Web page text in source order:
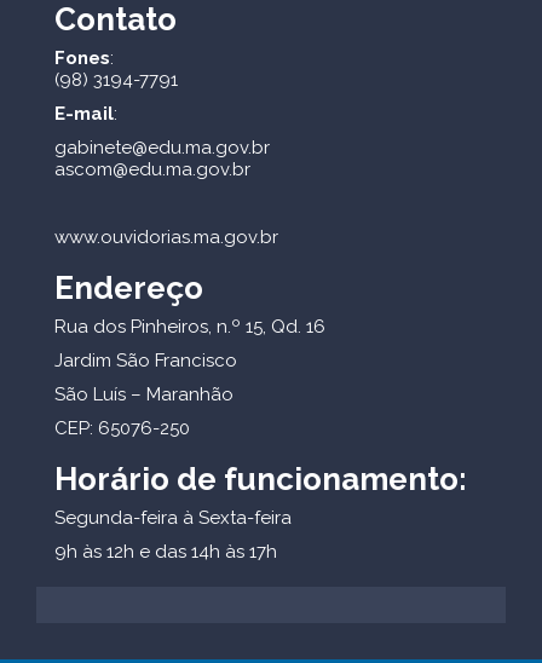
Contato
Fones:
(98) 3194-7791
E-mail:
gabinete@edu.ma.gov.br
ascom@edu.ma.gov.br
www.ouvidorias.ma.gov.br
Endereço
Rua dos Pinheiros, n.º 15, Qd. 16
Jardim São Francisco
São Luís – Maranhão
CEP: 65076-250
Horário de funcionamento:
Segunda-feira à Sexta-feira
9h às 12h e das 14h às 17h